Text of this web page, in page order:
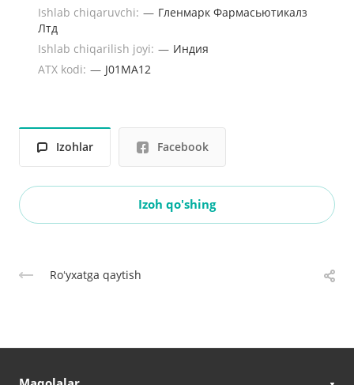
Ishlab chiqaruvchi: — Гленмарк Фармасьютикалз
Лтд
Ishlab chiqarilish joyi: — Индия
ATX kodi: — J01MA12
Izohlar Facebook
Izoh qo'shing
Roʻyxatga qaytish